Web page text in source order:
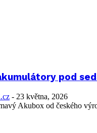
akumulátory pod
- 23 května, 2026
Akubox od českého